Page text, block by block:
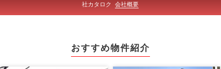
社カタロク
会社概要
おすすめ物件紹介